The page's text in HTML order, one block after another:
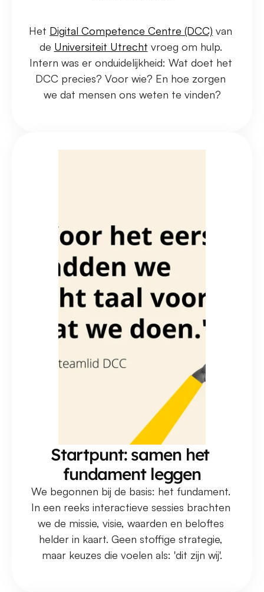
Het Digital Competence Centre (DCC) van
de Universiteit Utrecht vroeg om hulp.
Intern was er onduidelijkheid: Wat doet het
DCC precies? Voor wie? En hoe zorgen
we dat mensen ons weten te vinden?
Startpunt: samen het
fundament leggen
We begonnen bij de basis: het fundament.
In een reeks interactieve sessies brachten
we de missie, visie, waarden en beloftes
helder in kaart. Geen stoffige strategie,
maar keuzes die voelen als: 'dit zijn wij'.